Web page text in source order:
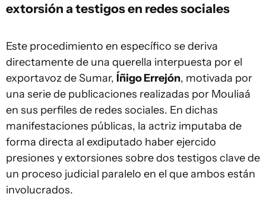
extorsión a testigos en redes sociales
Este procedimiento en específico se deriva
directamente de una querella interpuesta por el
exportavoz de Sumar, Íñigo Errejón, motivada por
una serie de publicaciones realizadas por Mouliaá
en sus perfiles de redes sociales. En dichas
manifestaciones públicas, la actriz imputaba de
forma directa al exdiputado haber ejercido
presiones y extorsiones sobre dos testigos clave de
un proceso judicial paralelo en el que ambos están
involucrados.